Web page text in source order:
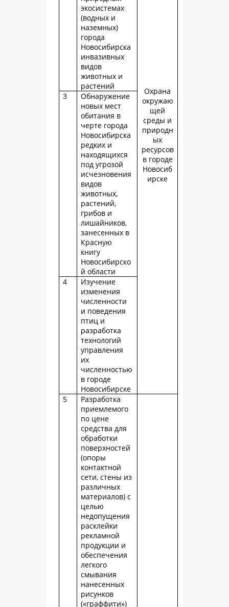
Охрана
окружаю
щей
среды и
природн
ых
ресурсов
в городе
Новосиб
ирске
экосистемах
(водных и
наземных)
города
Новосибирска
инвазивных
видов
животных и
растений
3
Обнаружение
новых мест
обитания в
черте города
Новосибирска
редких и
находящихся
под угрозой
исчезновения
видов
животных,
растений,
грибов и
лишайников,
занесенных в
Красную
книгу
Новосибирско
й области
4
Изучение
изменения
численности
и поведения
птиц и
разработка
технологий
управления
их
численностью
в городе
Новосибирске
5
Разработка
приемлемого
по цене
средства для
обработки
поверхностей
(опоры
контактной
сети, стены из
различных
материалов) с
целью
недопущения
расклейки
рекламной
продукции и
обеспечения
легкого
смывания
нанесенных
рисунков
(«граффити»)